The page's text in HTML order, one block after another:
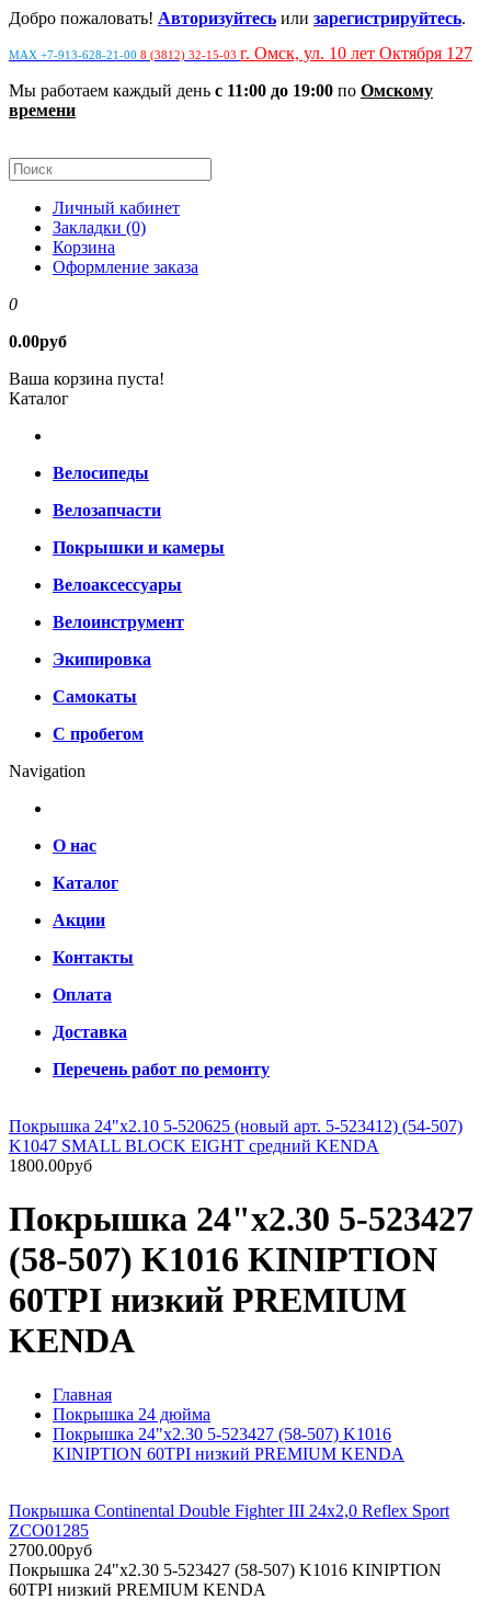
Добро пожаловать! Авторизуйтесь или зарегистрируйтесь.
MAX +7-913-628-21-00 8 (3812) 32-15-03 г. Омск, ул. 10 лет Октября 127
Мы работаем каждый день с 11:00 до 19:00 по Омскому
времени
Личный кабинет
Закладки (0)
Корзина
Оформление заказа
0
0.00руб
Ваша корзина пуста!
Каталог
Велосипеды
Велозапчасти
Покрышки и камеры
Велоаксессуары
Велоинструмент
Экипировка
Самокаты
С пробегом
Navigation
О нас
Каталог
Акции
Контакты
Оплата
Доставка
Перечень работ по ремонту
Покрышка 24"х2.10 5-520625 (новый арт. 5-523412) (54-507)
K1047 SMALL BLOCK EIGHT средний KENDA
1800.00руб
Покрышка 24"х2.30 5-523427
(58-507) K1016 KINIPTION
60TPI низкий PREMIUM
KENDA
Главная
Покрышка 24 дюйма
Покрышка 24"х2.30 5-523427 (58-507) K1016
KINIPTION 60TPI низкий PREMIUM KENDA
Покрышка Continental Double Fighter III 24х2,0 Reflex Sport
ZCO01285
2700.00руб
Покрышка 24"х2.30 5-523427 (58-507) K1016 KINIPTION
60TPI низкий PREMIUM KENDA